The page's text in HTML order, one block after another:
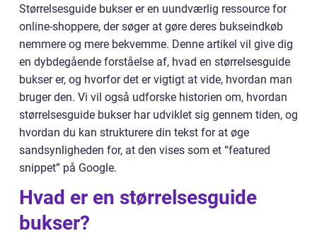
Størrelsesguide bukser er en uundværlig ressource for
online-shoppere, der søger at gøre deres bukseindkøb
nemmere og mere bekvemme. Denne artikel vil give dig
en dybdegående forståelse af, hvad en størrelsesguide
bukser er, og hvorfor det er vigtigt at vide, hvordan man
bruger den. Vi vil også udforske historien om, hvordan
størrelsesguide bukser har udviklet sig gennem tiden, og
hvordan du kan strukturere din tekst for at øge
sandsynligheden for, at den vises som et “featured
snippet” på Google.
Hvad er en størrelsesguide
bukser?